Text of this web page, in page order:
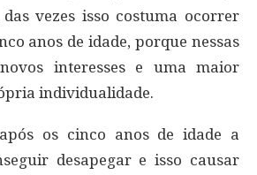
vezes isso costuma ocorrer
anos de idade, porque nessas
interesses e uma maior
individualidade.
os cinco anos de idade a
desapegar e isso causar